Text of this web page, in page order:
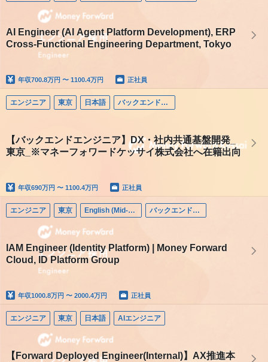
AI Engineer (AI Agent Platform Development), ERP
Cross-Functional Engineering Department, Tokyo
年収700.8万円 〜 1100.4万円 正社員
エンジニア 東京 日本語 バックエンドエンジニア
【バックエンドエンジニア】DX・社内共通基盤開発_
東京_※マネーフォワードケッサイ株式会社へ在籍出向
年収690万円 〜 1100.4万円 正社員
エンジニア 東京 English (Mid-career) バックエンドエンジニア
IAM Engineer (Identity Platform) | Money Forward
Cloud, ID Platform Group
年収1000.8万円 〜 2000.4万円 正社員
エンジニア 東京 日本語 AIエンジニア
【Forward Deployed Engineer(Internal)】AX推進本